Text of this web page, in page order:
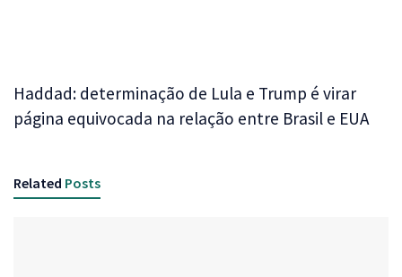
Haddad: determinação de Lula e Trump é virar
página equivocada na relação entre Brasil e EUA
Related Posts